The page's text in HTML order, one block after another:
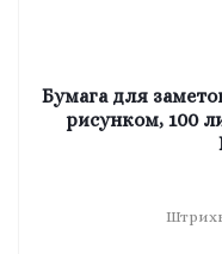
Бумага для
рисунком, 100